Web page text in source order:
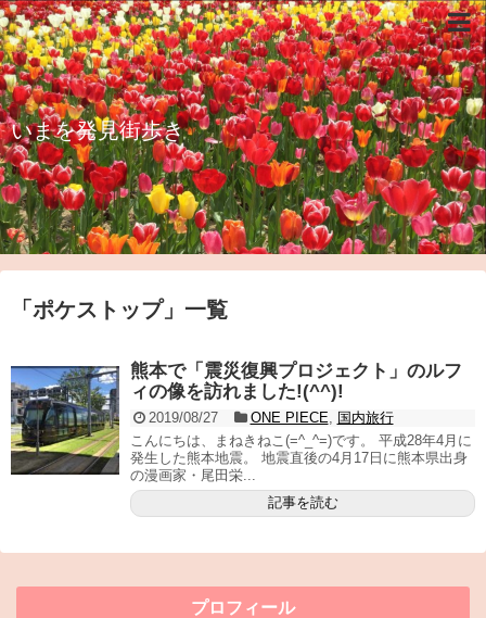
いまを発見街歩き
「 ポケストップ」 一覧
熊本で「震災復興プロジェクト」のルフ
ィの像を訪れました!(^^)!
2019/08/27 ONE PIECE
国内旅行
こんにちは、まねきねこ(=^_^=)です。 平成28年4月に
発生した熊本地震。 地震直後の4月17日に熊本県出身
の漫画家・尾田栄...
記事を読む
プロフィール